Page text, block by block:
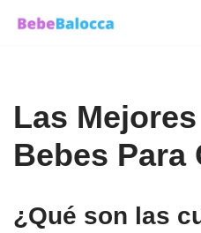
Las
Bebes Para
¿Qué son las